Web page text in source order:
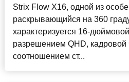
Strix Flow X16, одной из
раскрывающийся на 360
характеризуется 16-
разрешением QHD, кадровой
соотношением ст...